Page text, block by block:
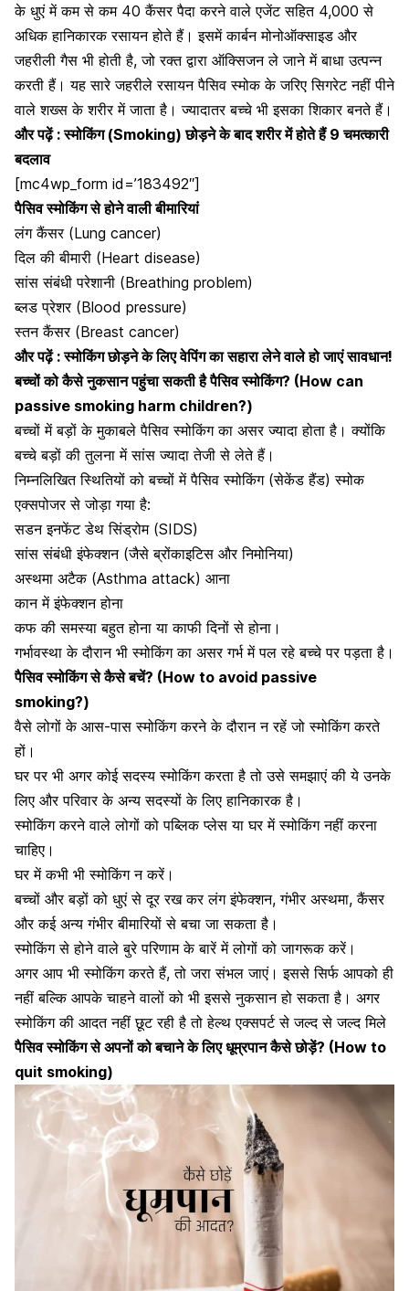
के धुएं में कम से कम 40कैंसरपैदा करने वाले एजेंट सहित 4,000 से
अधिक हानिकारक रसायन होते हैं। इसमें कार्बन मोनोऑक्साइड और
जहरीली गैस भी होती है, जो रक्त द्वारा ऑक्सिजन ले जाने में बाधा उत्पन्न
करती हैं। यह सारे जहरीले रसायन पैसिव स्मोक के जरिएसिगरेट नहीं पीने
वाले शख्स के शरीर में जाता है। ज्यादातर बच्चे भी इसका शिकार बनते हैं।
और पढ़ें :स्मोकिंग (Smoking) छोड़ने के बाद शरीर में होते हैं 9 चमत्कारी
बदलाव
[mc4wp_form id=’183492″]
पैसिव स्मोकिंग से होने वाली बीमारियां
लंग कैंसर(Lung cancer)
दिल की बीमारी (Heart disease)
सांस संबंधी परेशानी (Breathing problem)
ब्लड प्रेशर(Blood pressure)
स्तन कैंसर(Breast cancer)
और पढ़ें :स्मोकिंग छोड़ने के लिए वेपिंग का सहारा लेने वाले हो जाएं सावधान!
बच्चों को कैसे नुकसान पहुंचा सकती है पैसिव स्मोकिंग? (How can
passive smoking harm children?)
बच्चों में बड़ों के मुकाबले पैसिव स्मोकिंग का असर ज्यादा होता है। क्योंकि
बच्चे बड़ों की तुलना में सांस ज्यादा तेजी से लेते हैं।
निम्नलिखित स्थितियों को बच्चों में पैसिव स्मोकिंग (सेकेंड हैंड)स्मोक
एक्सपोजरसे जोड़ा गया है:
सडन इनफेंट डेथ सिंड्रोम (SIDS)
सांस संबंधी इंफेक्शन (जैसेब्रोंकाइटिस औरनिमोनिया)
अस्थमा अटैक (Asthma attack) आना
कान में इंफेक्शन होना
कफ की समस्या बहुत होना या काफी दिनों से होना।
गर्भावस्था के दौरान भी स्मोकिंग का असर गर्भ में पल रहे बच्चे पर पड़ता है।
पैसिव स्मोकिंग से कैसे बचें? (How to avoid passive
smoking?)
वैसे लोगों के आस-पास स्मोकिंग करने के दौरान न रहें जो स्मोकिंग करते
हों।
घर पर भी अगर कोई सदस्य स्मोकिंग करता है तो उसे समझाएं की ये उनके
लिए और परिवार के अन्य सदस्यों के लिए हानिकारक है।
स्मोकिंग करने वाले लोगों को पब्लिक प्लेस या घर में स्मोकिंग नहीं करना
चाहिए।
घर में कभी भी स्मोकिंग न करें।
बच्चों और बड़ों को धुएं से दूर रख कर लंग इंफेक्शन, गंभीर अस्थमा, कैंसर
और कई अन्य गंभीर बीमारियों से बचा जा सकता है।
स्मोकिंग से होने वाले बुरे परिणाम के बारें में लोगों को जागरूक करें।
अगर आप भी स्मोकिंग करते हैं, तो जरा संभल जाएं। इससे सिर्फ आपको ही
नहीं बल्कि आपके चाहने वालों को भी इससे नुकसान हो सकता है। अगर
स्मोकिंग की आदत नहीं छूट रही है तो हेल्थ एक्सपर्ट से जल्द से जल्द मिले
पैसिव स्मोकिंग से अपनों को बचाने के लिए धूम्रपान कैसे छोड़ें? (How to
quit smoking)